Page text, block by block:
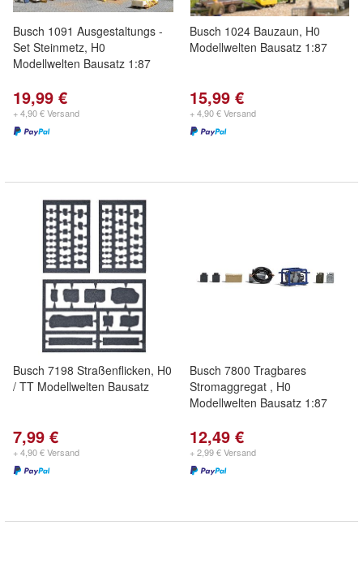
Busch 1091 Ausgestaltungs -
Set Steinmetz, H0
Modellwelten Bausatz 1:87
19,99 €
+ 4,90 € Versand
Busch 1024 Bauzaun, H0
Modellwelten Bausatz 1:87
15,99 €
+ 4,90 € Versand
Busch 7198 Straßenflicken, H0
/ TT Modellwelten Bausatz
7,99 €
+ 4,90 € Versand
Busch 7800 Tragbares
Stromaggregat , H0
Modellwelten Bausatz 1:87
12,49 €
+ 2,99 € Versand